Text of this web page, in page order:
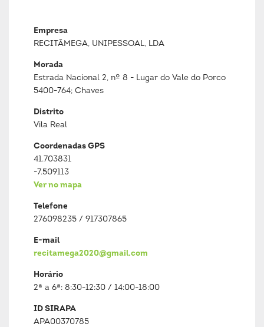
Empresa
RECITÂMEGA, UNIPESSOAL, LDA
Morada
Estrada Nacional 2, nº 8 - Lugar do Vale do Porco
5400-764; Chaves
Distrito
Vila Real
Coordenadas GPS
41.703831
-7.509113
Ver no mapa
Telefone
276098235 / 917307865
E-mail
recitamega2020@gmail.com
Horário
2ª a 6ª: 8:30-12:30 / 14:00-18:00
ID SIRAPA
APA00370785